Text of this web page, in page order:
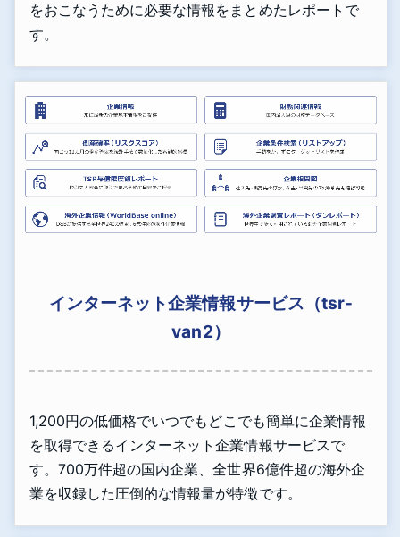
をおこなうために必要な情報をまとめたレポートで
す。
インターネット企業情報サービス（tsr-
van2）
1,200円の低価格でいつでもどこでも簡単に企業情報
を取得できるインターネット企業情報サービスで
す。700万件超の国内企業、全世界6億件超の海外企
業を収録した圧倒的な情報量が特徴です。